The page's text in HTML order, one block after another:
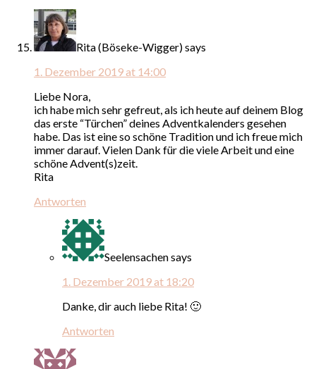
Rita (Böseke-Wigger)says
1. Dezember 2019 at 14:00
Liebe Nora,
ich habe mich sehr gefreut, als ich heute auf deinem Blog
das erste “Türchen” deines Adventkalenders gesehen
habe. Das ist eine so schöne Tradition und ich freue mich
immer darauf. Vielen Dank für die viele Arbeit und eine
schöne Advent(s)zeit.
Rita
Antworten
Seelensachensays
1. Dezember 2019 at 18:20
Danke, dir auch liebe Rita! 🙂
Antworten